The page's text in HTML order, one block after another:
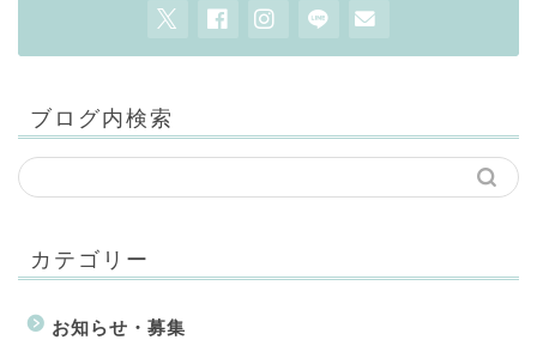
ブログ内検索
カテゴリー
お知らせ・募集